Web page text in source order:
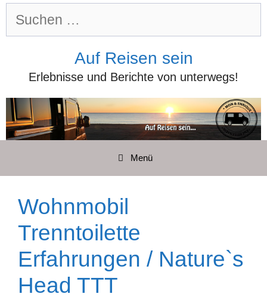
Zum
Inhalt
Suchen
Auf Reisen sein
Erlebnisse und Berichte von unterwegs!
Menü
Wohnmobil
Trenntoilette
Erfahrungen / Nature`s
Head TTT